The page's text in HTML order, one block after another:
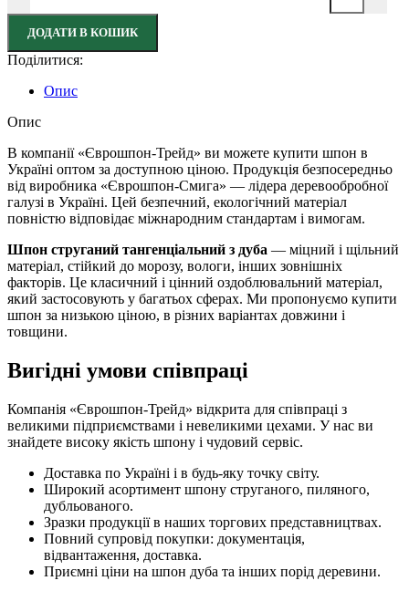
ДОДАТИ В КОШИК
Поділитися:
Опис
Опис
В компанії «Єврошпон-Трейд» ви можете купити шпон в
Україні оптом за доступною ціною. Продукція безпосередньо
від виробника «Єврошпон-Смига» — лідера деревообробної
галузі в Україні. Цей безпечний, екологічний матеріал
повністю відповідає міжнародним стандартам і вимогам.
Шпон струганий тангенціальний з дуба — міцний і щільний
матеріал, стійкий до морозу, вологи, інших зовнішніх
факторів. Це класичний і цінний оздоблювальний матеріал,
який застосовують у багатьох сферах. Ми пропонуємо купити
шпон за низькою ціною, в різних варіантах довжини і
товщини.
Вигідні умови співпраці
Компанія «Єврошпон-Трейд» відкрита для співпраці з
великими підприємствами і невеликими цехами. У нас ви
знайдете високу якість шпону і чудовий сервіс.
Доставка по Україні і в будь-яку точку світу.
Широкий асортимент шпону струганого, пиляного,
дубльованого.
Зразки продукції в наших торгових представництвах.
Повний супровід покупки: документація,
відвантаження, доставка.
Приємні ціни на шпон дуба та інших порід деревини.